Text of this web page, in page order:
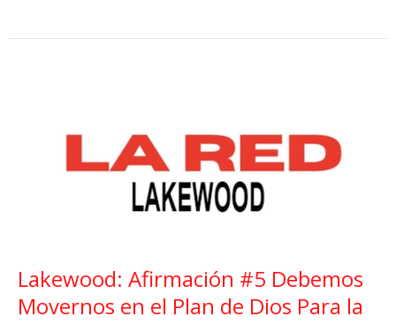
Lakewood: Afirmación #5 Debemos
Movernos en el Plan de Dios Para la